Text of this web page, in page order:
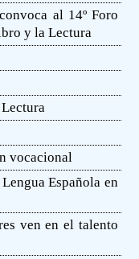
al 14º Foro
y la Lectura
vocacional
Española en
ven en el talento